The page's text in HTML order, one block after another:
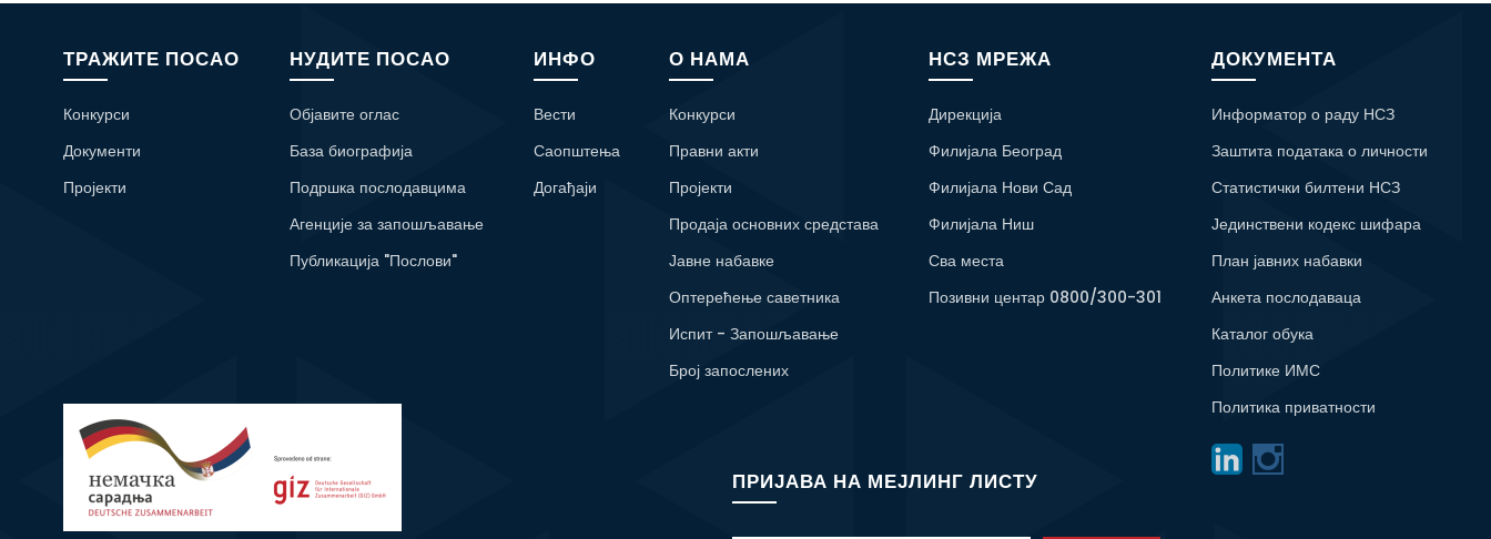
ТРАЖИТЕ ПОСАО
Конкурси
Документи
Пројекти
НУДИТЕ ПОСАО
Објавите оглас
База биографија
Подршка послодавцима
Агенције за запошљавање
Публикација "Послови"
ИНФО
Вести
Саопштења
Догађаји
О НАМА
Конкурси
Правни акти
Пројекти
Продаја основних средстава
Јавне набавке
Оптерећење саветника
Испит - Запошљавање
Број запослених
НСЗ МРЕЖА
Дирекција
Филијала Београд
Филијала Нови Сад
Филијала Ниш
Сва места
Позивни центар 0800/300-301
ДОКУМЕНТА
Информатор о раду НСЗ
Заштита података о личности
Статистички билтени НСЗ
Јединствени кодекс шифара
План јавних набавки
Анкета послодаваца
Каталог обука
Политике ИМС
Политика приватности
ПРИЈАВА НА МЕЈЛИНГ ЛИСТУ